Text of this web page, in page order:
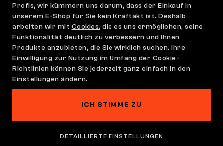
Allgemeine
Geschäftsbedingungen
(AGB)
Reklamationsrichtlinie
Cookie-Einstellungen Datenschutzerklärung
Profis, wir kümmern uns darum, dass der Einkauf in
unserem E-Shop für Sie kein Kraftakt ist. Deshalb
arbeiten wir mit Cookies, die es uns ermöglichen, seine
Funktionalität deutlich zu verbessern und Ihnen
Produkte anzubieten, die Sie wirklich suchen. Ihre
Einwilligung zur Nutzung im Umfang der Cookie-
Richtlinien können Sie jederzeit ganz einfach in den
Einstellungen ändern.
ICH STIMME ZU
DETAILLIERTE EINSTELLUNGEN